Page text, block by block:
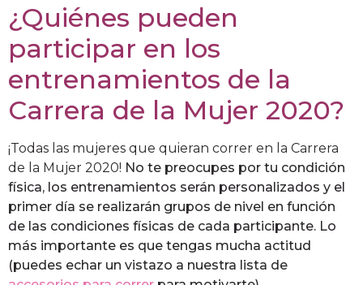
¿Quiénes pueden
participar en los
entrenamientos de la
Carrera de la Mujer 2020?
¡Todas las mujeres que quieran correr en la Carrera
de la Mujer 2020! No te preocupes por tu condición
física, los entrenamientos serán personalizados y el
primer día se realizarán grupos de nivel en función
de las condiciones físicas de cada participante. Lo
más importante es que tengas mucha actitud
(puedes echar un vistazo a nuestra lista de